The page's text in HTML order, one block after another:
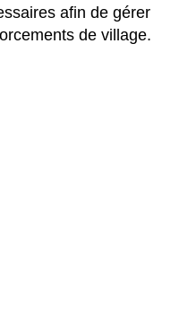
afin de gérer
de village.